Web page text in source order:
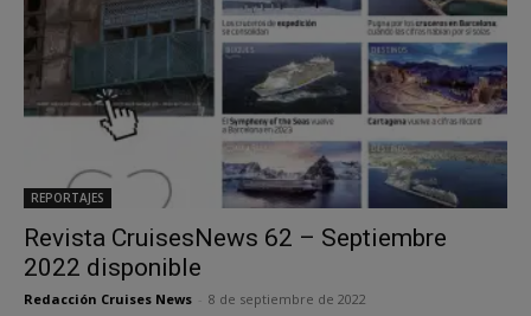
REPORTAJES
Revista CruisesNews 62 – Septiembre
2022 disponible
Redacción Cruises News 8 de septiembre de 2022